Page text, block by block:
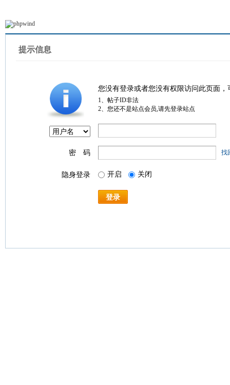
提示信息
您没有登录或者您没有权限访问此页面
1、帖子ID非法
2、您还不是站点会员,请先登录站点
密 码 找
隐身登录 开启 关闭
登录